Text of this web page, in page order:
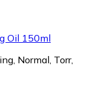
Oil 150ml
Normal, Torr,